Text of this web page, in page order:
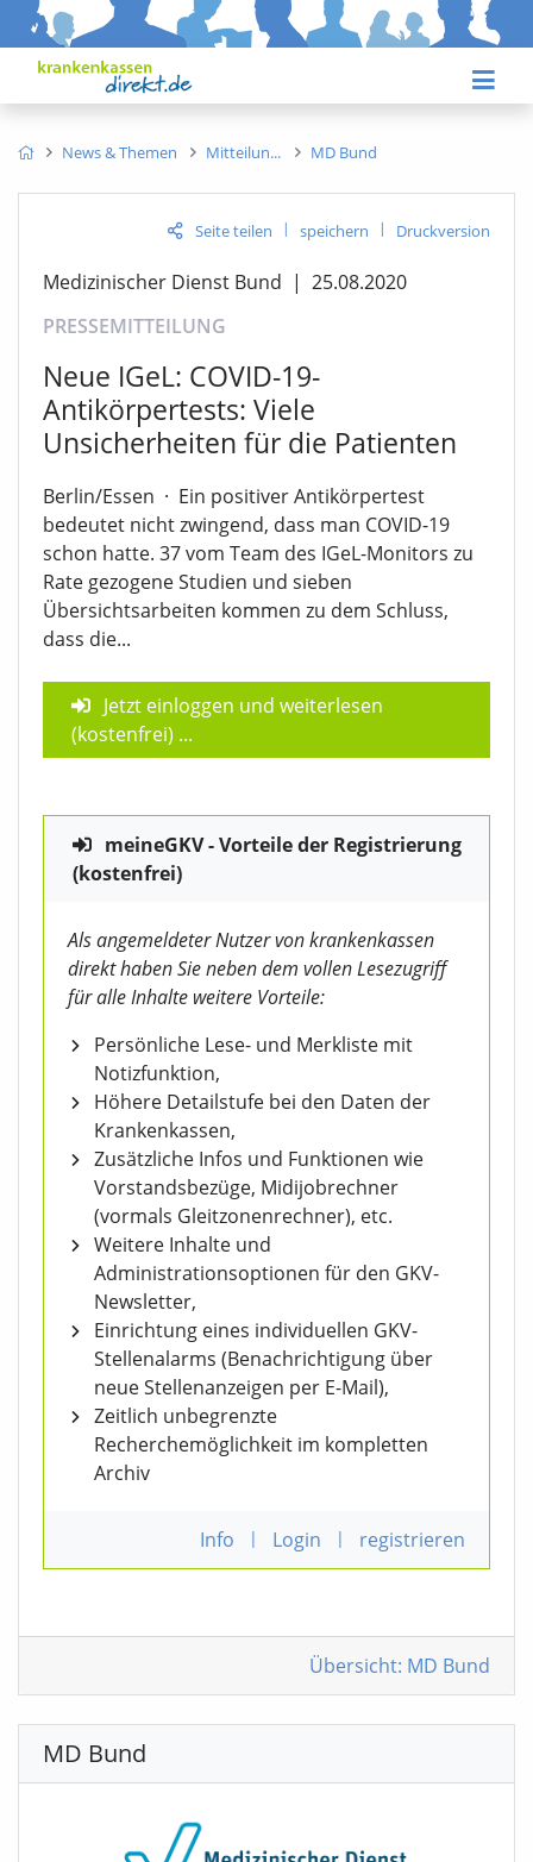
News & Themen Mitteilun MD Bund
Seite teilen | speichern | Druckversion
Medizinischer Dienst Bund | 25.08.2020
PRESSEMITTEILUNG
Neue IGeL: COVID-19-
Antikörpertests: Viele
Unsicherheiten für die Patienten
Berlin/Essen · Ein positiver Antikörpertest
bedeutet nicht zwingend, dass man COVID-19
schon hatte. 37 vom Team des IGeL-Monitors zu
Rate gezogene Studien und sieben
Übersichtsarbeiten kommen zu dem Schluss,
dass die...
Jetzt einloggen und weiterlesen
(kostenfrei) ...
meineGKV - Vorteile der Registrierung
(kostenfrei)
Als angemeldeter Nutzer von krankenkassen
direkt haben Sie neben dem vollen Lesezugriff
für alle Inhalte weitere Vorteile:
Persönliche Lese- und Merkliste mit
Notizfunktion,
Höhere Detailstufe bei den Daten der
Krankenkassen,
Zusätzliche Infos und Funktionen wie
Vorstandsbezüge, Midijobrechner
(vormals Gleitzonenrechner), etc.
Weitere Inhalte und
Administrationsoptionen für den GKV-
Newsletter,
Einrichtung eines individuellen GKV-
Stellenalarms (Benachrichtigung über
neue Stellenanzeigen per E-Mail),
Zeitlich unbegrenzte
Recherchemöglichkeit im kompletten
Archiv
Info | Login | registrieren
Übersicht: MD Bund
MD Bund